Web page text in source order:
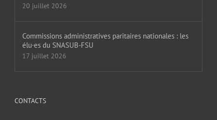
20 juillet 2026
Commissions administratives paritaires nationales : les
élu·es du SNASUB-FSU
17 juillet 2026
CONTACTS